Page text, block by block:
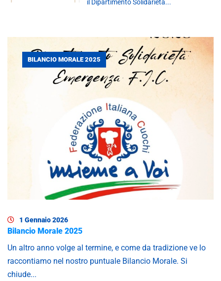
il Dipartimento Solidarietà...
BILANCIO MORALE 2025
1 Gennaio 2026
Bilancio Morale 2025
Un altro anno volge al termine, e come da tradizione ve lo
raccontiamo nel nostro puntuale Bilancio Morale. Si
chiude...